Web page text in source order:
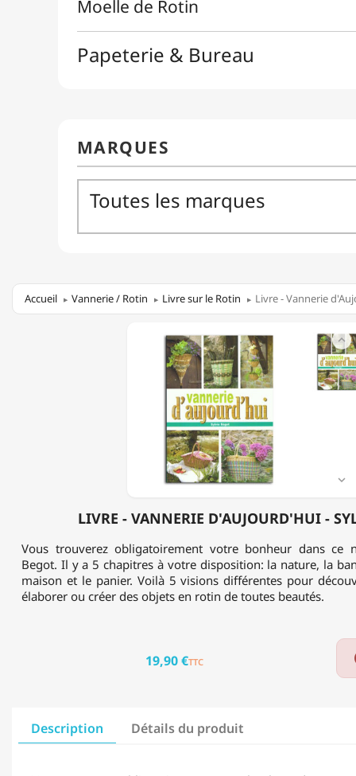
Accueil Vannerie / Rotin Livre sur le Rotin Livre - Vannerie
LIVRE - VANNERIE D'AUJOURD'HUI -


Vous trouverez obligatoirement votre bonheur dans ce
Begot. Il y a 5 chapitres à votre disposition: la nature, la
maison et le panier. Voilà 5 visions différentes pour
élaborer ou créer des objets en rotin de toutes beautés.
19,90 €TTC
Description Détails du produit